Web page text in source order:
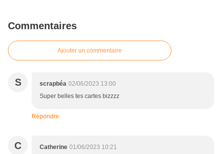
Commentaires
Ajouter un commentaire
S scrapbéa 02/06/2023 13:00
Super belles tes cartes bizzzz
Répondre
C Catherine 01/06/2023 10:21